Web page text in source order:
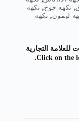
, نكهه خوخ, نكهه
ليمون, نكهه
التجارية